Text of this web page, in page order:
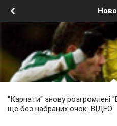
"Карпати" знову розгромлені
ще без набраних очок. ВІДЕО